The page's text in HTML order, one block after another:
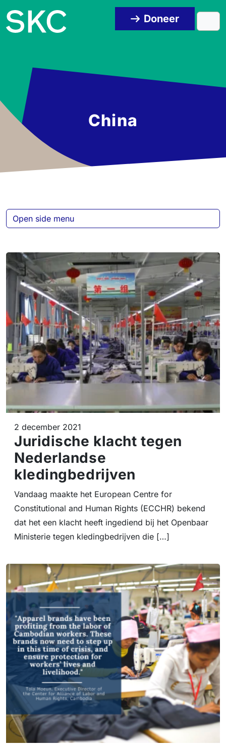
Doneer
China
2 december 2021
Juridische klacht tegen
Nederlandse
kledingbedrijven
Vandaag maakte het European Centre for
Constitutional and Human Rights (ECCHR) bekend
dat het een klacht heeft ingediend bij het Openbaar
Ministerie tegen kledingbedrijven die […]
Open side menu